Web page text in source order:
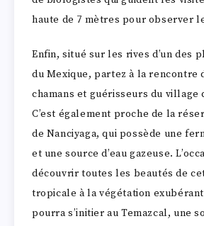
haute de 7 mètres pour observer
Enfin, situé sur les rives d’un des
du Mexique, partez à la rencontre
chamans et guérisseurs du village
C’est également proche de la
de Nanciyaga, qui possède une
et une source d’eau gazeuse.
découvrir toutes les beautés de
tropicale à la végétation
pourra s’initier au Temazcal, une